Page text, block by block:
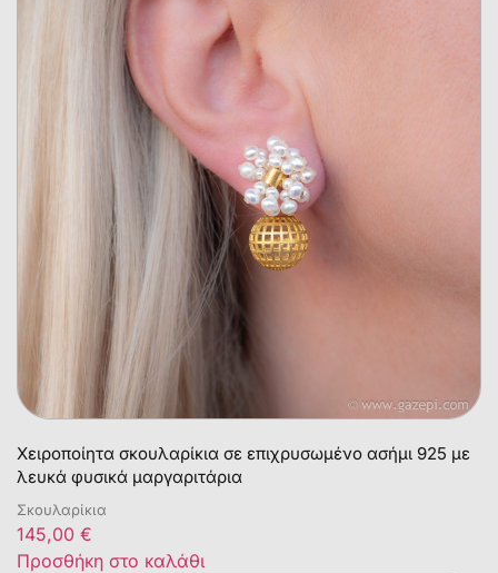
Χειροποίητα σκουλαρίκια σε επιχρυσωμένο ασήμι 925 με
λευκά φυσικά μαργαριτάρια
Σκουλαρίκια
145,00 €
Προσθήκη στο καλάθι